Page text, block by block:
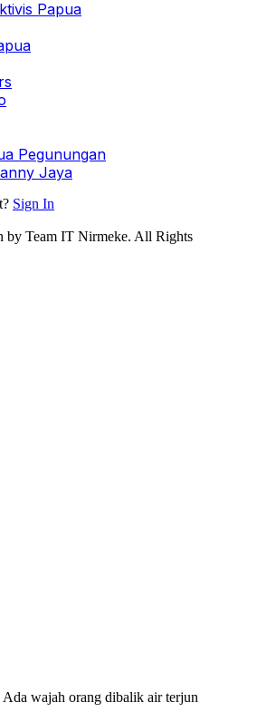
Papua
Pegunungan
Jaya
Sign In
by Team IT Nirmeke. All Rights
Ada wajah orang dibalik air terjun